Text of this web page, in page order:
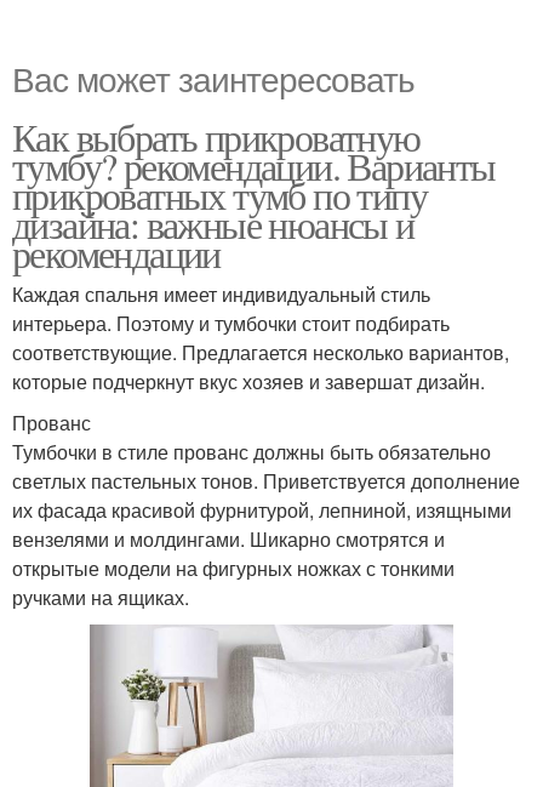
Вас может заинтересовать
Как выбрать прикроватную
тумбу? рекомендации. Варианты
прикроватных тумб по типу
дизайна: важные нюансы и
рекомендации
Каждая спальня имеет индивидуальный стиль
интерьера. Поэтому и тумбочки стоит подбирать
соответствующие. Предлагается несколько вариантов,
которые подчеркнут вкус хозяев и завершат дизайн.
Прованс
Тумбочки в стиле прованс должны быть обязательно
светлых пастельных тонов. Приветствуется дополнение
их фасада красивой фурнитурой, лепниной, изящными
вензелями и молдингами. Шикарно смотрятся и
открытые модели на фигурных ножках с тонкими
ручками на ящиках.